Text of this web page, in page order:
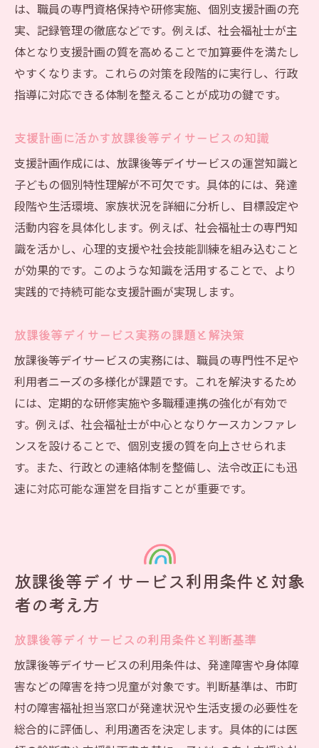
は、職員の専門資格保持や研修実施、個別支援計画の充
実、記録管理の徹底などです。例えば、社会福祉士が主
体となり支援計画の質を高めることで加算要件を満たし
やすくなります。これらの対策を段階的に実行し、行政
指導に対応できる体制を整えることが成功の鍵です。
支援計画に活かす放課後等デイサービスの知識
支援計画作成には、放課後等デイサービスの運営知識と
子どもの個別特性理解が不可欠です。具体的には、発達
段階や生活環境、家族状況を詳細に分析し、目標設定や
活動内容を具体化します。例えば、社会福祉士の専門知
識を活かし、心理的支援や社会技能訓練を組み込むこと
が効果的です。このような知識を活用することで、より
実践的で持続可能な支援計画が実現します。
放課後等デイサービス実務の課題と解決策
放課後等デイサービスの実務には、職員の専門性不足や
利用者ニーズの多様化が課題です。これを解決するため
には、定期的な研修実施や多職種連携の強化が有効で
す。例えば、社会福祉士が中心となりケースカンファレ
ンスを設けることで、個別支援の質を向上させられま
す。また、行政との連絡体制を整備し、法令改正にも迅
速に対応可能な運営を目指すことが重要です。
放課後等デイサービス利用条件と対象
者の考え方
放課後等デイサービスの利用条件と判断基準
放課後等デイサービスの利用条件は、発達障害や身体障
害などの障害を持つ児童が対象です。判断基準は、市町
村の障害福祉担当窓口が発達状況や生活支援の必要性を
総合的に評価し、利用適否を決定します。具体的には医